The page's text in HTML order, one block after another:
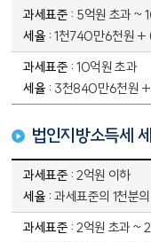
5억원 초과 ~
1천740만6천원 +
10억원 초과
3천840만6천원 +
법인지방소득세
2억원 이하
과세표준의 1천분
2억원 초과 ~